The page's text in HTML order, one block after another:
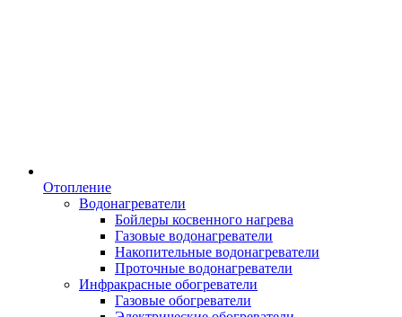
Отопление
Водонагреватели
Бойлеры косвенного нагрева
Газовые водонагреватели
Накопительные водонагреватели
Проточные водонагреватели
Инфракрасные обогреватели
Газовые обогреватели